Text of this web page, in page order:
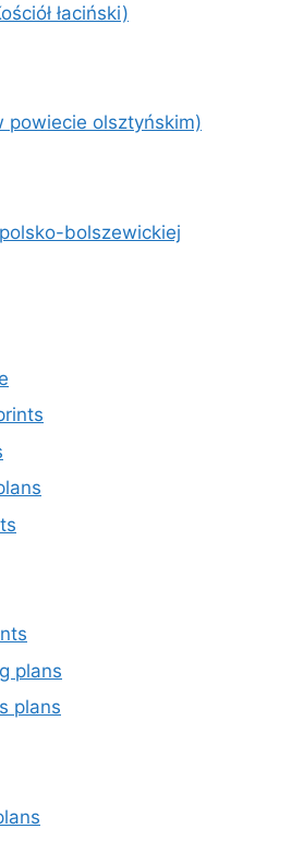
łaciński)
powiecie olsztyńskim)
bolszewickiej
plans
plans